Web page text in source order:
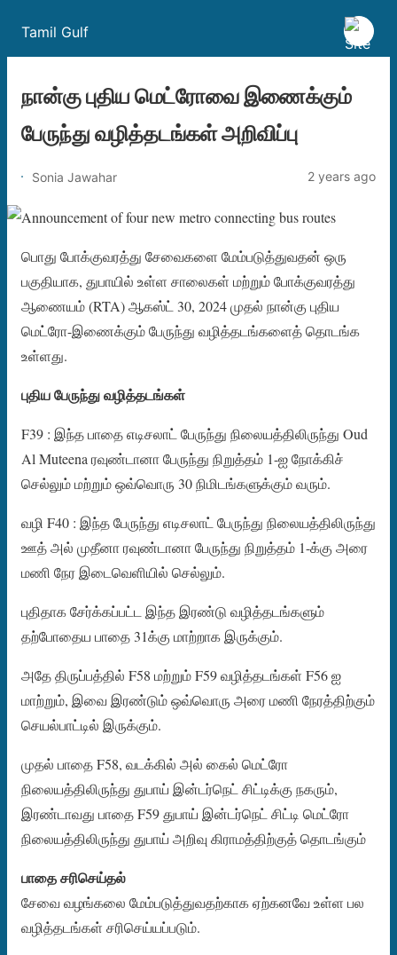
Tamil Gulf
நான்கு புதிய மெட்ரோவை இணைக்கும்
பேருந்து வழித்தடங்கள் அறிவிப்பு
Sonia Jawahar 2 years ago
பொது போக்குவரத்து சேவைகளை மேம்படுத்துவதன் ஒரு
பகுதியாக, துபாயில் உள்ள சாலைகள் மற்றும் போக்குவரத்து
ஆணையம் (RTA) ஆகஸ்ட் 30, 2024 முதல் நான்கு புதிய
மெட்ரோ-இணைக்கும் பேருந்து வழித்தடங்களைத் தொடங்க
உள்ளது.
புதிய பேருந்து வழித்தடங்கள்
F39 : இந்த பாதை எடிசலாட் பேருந்து நிலையத்திலிருந்து Oud
Al Muteena ரவுண்டானா பேருந்து நிறுத்தம் 1-ஐ நோக்கிச்
செல்லும் மற்றும் ஒவ்வொரு 30 நிமிடங்களுக்கும் வரும்.
வழி F40 : இந்த பேருந்து எடிசலாட் பேருந்து நிலையத்திலிருந்து
ஊத் அல் முதீனா ரவுண்டானா பேருந்து நிறுத்தம் 1-க்கு அரை
மணி நேர இடைவெளியில் செல்லும்.
புதிதாக சேர்க்கப்பட்ட இந்த இரண்டு வழித்தடங்களும்
தற்போதைய பாதை 31க்கு மாற்றாக இருக்கும்.
அதே திருப்பத்தில் F58 மற்றும் F59 வழித்தடங்கள் F56 ஐ
மாற்றும், இவை இரண்டும் ஒவ்வொரு அரை மணி நேரத்திற்கும்
செயல்பாட்டில் இருக்கும்.
முதல் பாதை F58, வடக்கில் அல் கைல் மெட்ரோ
நிலையத்திலிருந்து துபாய் இன்டர்நெட் சிட்டிக்கு நகரும்,
இரண்டாவது பாதை F59 துபாய் இன்டர்நெட் சிட்டி மெட்ரோ
நிலையத்திலிருந்து துபாய் அறிவு கிராமத்திற்குத் தொடங்கும்
பாதை சரிசெய்தல்
சேவை வழங்கலை மேம்படுத்துவதற்காக ஏற்கனவே உள்ள பல
வழித்தடங்கள் சரிசெய்யப்படும்.